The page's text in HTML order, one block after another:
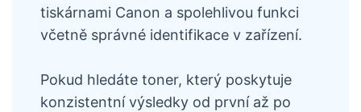
tiskárnami Canon a spolehlivou funkci
včetně správné identifikace v zařízení.
Pokud hledáte toner, který poskytuje
konzistentní výsledky od první až po